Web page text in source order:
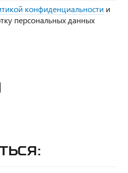
конфиденциальности и
персональных данных